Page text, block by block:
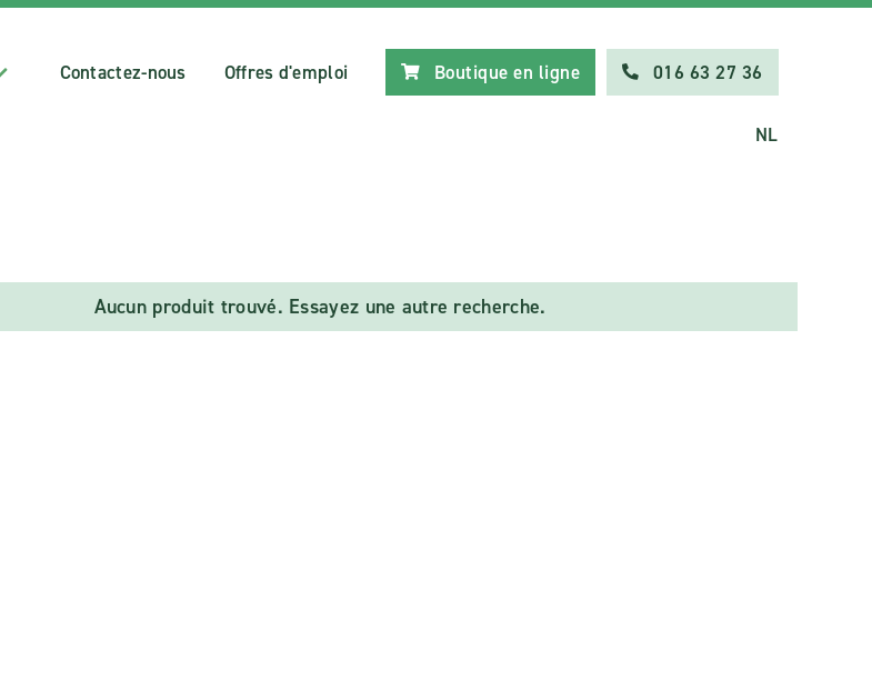
Contactez-nous Offres d'emploi Boutique en ligne 016 63 27 36
NL
Aucun produit trouvé. Essayez une autre recherche.